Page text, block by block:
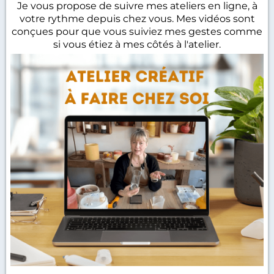
Je vous propose de suivre mes ateliers en ligne, à
votre rythme depuis chez vous. Mes vidéos sont
conçues pour que vous suiviez mes gestes comme
si vous étiez à mes côtés à l'atelier.